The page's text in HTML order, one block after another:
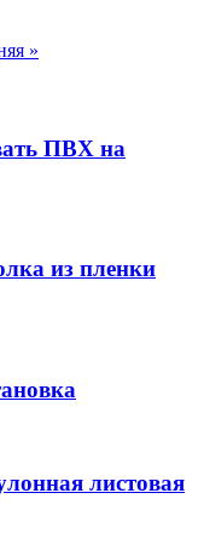
»
ПВХ на
из пленки
листовая